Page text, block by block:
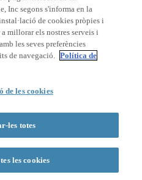
- URL |Avís legal
Inc segons s'informa en la
de cookies pròpies i
millorar els nostres serveis i
les seves preferències
de navegació. Política de
de les cookies
les totes
les cookies